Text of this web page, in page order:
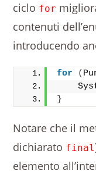
ciclo for
contenuti
introducendo
for (
}
Notare che il
dichiarato final
elemento